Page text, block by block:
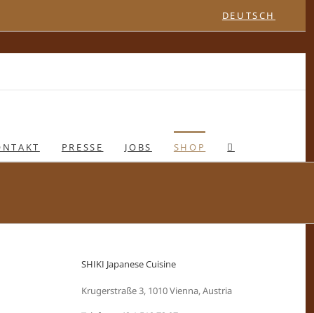
DEUTSCH
PRESSE JOBS SHOP
SHIKI Japanese Cuisine
Krugerstraße 3, 1010 Vienna, Austria